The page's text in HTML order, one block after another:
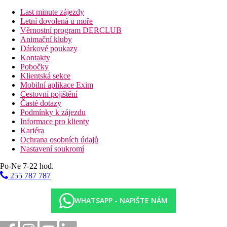
trezor (zdarma)
minibar (za poplatek)
balkon/terasa
Ostatní typy pokojů
výše uvedené vybavení)
Eco Dvoulůžkový pokoj, Economy:
balkonu nebo terasy), 2 osoby v prvním patře, v případě 3 osob
jsou pokoje v přízemí
Rodinný pokoj, Propojený, Přízemí:
přízemí
Dvoulůžkový pokoj, Superior:
rekonstrukci, set na přípravu čaje a kávy, rezervovaná první řada
na pláži, stůl rezervovaný v hlavní restauraci Gli Ulivi a snídaně
ve vyhrazeném prostoru v hlavní restauraci; denní výměna
plážových ručníků na vyžádání, první doplnění minibaru, tzv.
turndown servis
Popis hotelu
vstupní hala s recepcí
hlavní restaurace s venkovní terasou
Chiringuito snack bar v blízkosti pláže
bazén s dětskou částí (lehátka a slunečníky zdarma)
Wi-Fi (zdarma)
Last minute zájezdy
Letní dovolená u moře
Věrnostní program DERCLUB
Animační kluby
Dárkové poukazy
Kontakty
Pobočky
Klientská sekce
Mobilní aplikace Exim
Cestovní pojištění
Časté dotazy
Podmínky k zájezdu
Informace pro klienty
Kariéra
Ochrana osobních údajů
Nastavení soukromí
Po-Ne 7-22 hod.
255 787 787
WHATSAPP - NAPIŠTE NÁM